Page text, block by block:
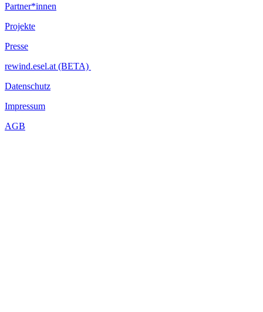
Partner*innen
Projekte
Presse
rewind.esel.at (BETA)
Datenschutz
Impressum
AGB